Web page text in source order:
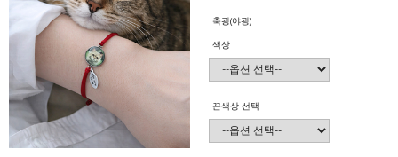
축광(야광)
색상
끈색상 선택